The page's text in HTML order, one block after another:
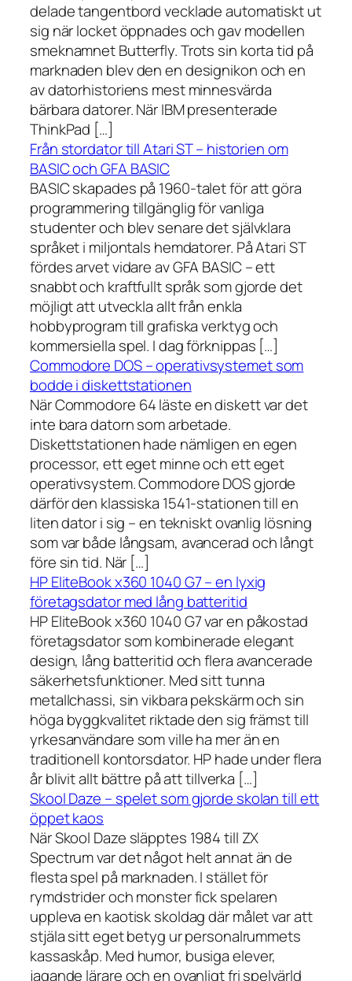
delade tangentbord vecklade automatiskt ut
sig när locket öppnades och gav modellen
smeknamnet Butterfly. Trots sin korta tid på
marknaden blev den en designikon och en
av datorhistoriens mest minnesvärda
bärbara datorer. När IBM presenterade
ThinkPad […]
Från stordator till Atari ST – historien om
BASIC och GFA BASIC
BASIC skapades på 1960-talet för att göra
programmering tillgänglig för vanliga
studenter och blev senare det självklara
språket i miljontals hemdatorer. På Atari ST
fördes arvet vidare av GFA BASIC – ett
snabbt och kraftfullt språk som gjorde det
möjligt att utveckla allt från enkla
hobbyprogram till grafiska verktyg och
kommersiella spel. I dag förknippas […]
Commodore DOS – operativsystemet som
bodde i diskettstationen
När Commodore 64 läste en diskett var det
inte bara datorn som arbetade.
Diskettstationen hade nämligen en egen
processor, ett eget minne och ett eget
operativsystem. Commodore DOS gjorde
därför den klassiska 1541-stationen till en
liten dator i sig – en tekniskt ovanlig lösning
som var både långsam, avancerad och långt
före sin tid. När […]
HP EliteBook x360 1040 G7 – en lyxig
företagsdator med lång batteritid
HP EliteBook x360 1040 G7 var en påkostad
företagsdator som kombinerade elegant
design, lång batteritid och flera avancerade
säkerhetsfunktioner. Med sitt tunna
metallchassi, sin vikbara pekskärm och sin
höga byggkvalitet riktade den sig främst till
yrkesanvändare som ville ha mer än en
traditionell kontorsdator. HP hade under flera
år blivit allt bättre på att tillverka […]
Skool Daze – spelet som gjorde skolan till ett
öppet kaos
När Skool Daze släpptes 1984 till ZX
Spectrum var det något helt annat än de
flesta spel på marknaden. I stället för
rymdstrider och monster fick spelaren
uppleva en kaotisk skoldag där målet var att
stjäla sitt eget betyg ur personalrummets
kassaskåp. Med humor, busiga elever,
jagande lärare och en ovanligt fri spelvärld